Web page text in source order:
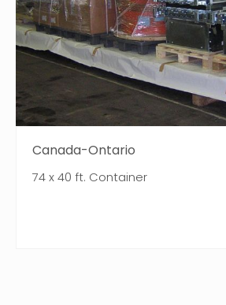
Canada-Ontario
74 x 40 ft. Container